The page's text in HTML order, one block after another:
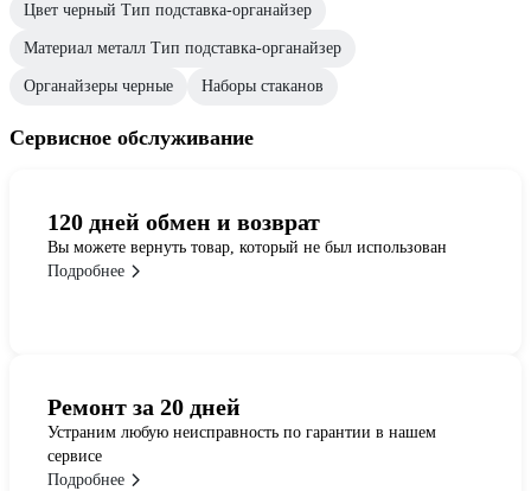
Цвет черный Тип подставка-органайзер
Материал металл Тип подставка-органайзер
Органайзеры черные Наборы стаканов
Сервисное обслуживание
120 дней обмен и возврат
Вы можете вернуть товар, который не был использован
Подробнее
Ремонт за 20 дней
Устраним любую неисправность по гарантии в нашем
сервисе
Подробнее